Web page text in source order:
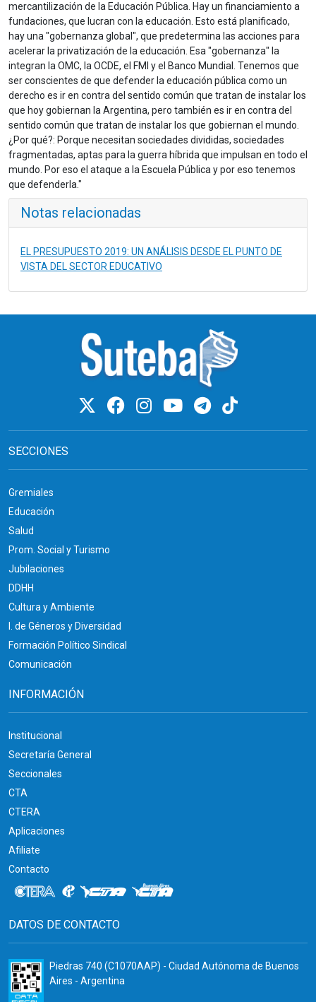
mercantilización de la Educación Pública. Hay un financiamiento a
fundaciones, que lucran con la educación. Esto está planificado,
hay una "gobernanza global", que predetermina las acciones para
acelerar la privatización de la educación. Esa "gobernanza" la
integran la OMC, la OCDE, el FMI y el Banco Mundial. Tenemos que
ser conscientes de que defender la educación pública como un
derecho es ir en contra del sentido común que tratan de instalar los
que hoy gobiernan la Argentina, pero también es ir en contra del
sentido común que tratan de instalar los que gobiernan el mundo.
¿Por qué?: Porque necesitan sociedades divididas, sociedades
fragmentadas, aptas para la guerra híbrida que impulsan en todo el
mundo. Por eso el ataque a la Escuela Pública y por eso tenemos
que defenderla."
Notas relacionadas
EL PRESUPUESTO 2019: UN ANÁLISIS DESDE EL PUNTO DE
VISTA DEL SECTOR EDUCATIVO
SECCIONES
Gremiales
Educación
Salud
Prom. Social y Turismo
Jubilaciones
DDHH
Cultura y Ambiente
I. de Géneros y Diversidad
Formación Político Sindical
Comunicación
INFORMACIÓN
Institucional
Secretaría General
Seccionales
CTA
CTERA
Aplicaciones
Afiliate
Contacto
DATOS DE CONTACTO
Piedras 740 (C1070AAP) - Ciudad Autónoma de Buenos
Aires - Argentina